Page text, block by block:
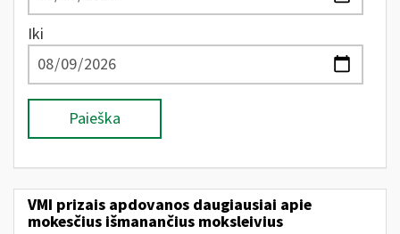
Iki
Paieška
VMI prizais apdovanos daugiausiai apie
mokesčius išmanančius moksleivius